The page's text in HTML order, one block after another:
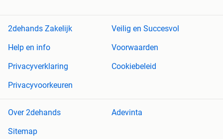
2dehands Zakelijk
Veilig en Succesvol
Help en info
Voorwaarden
Privacyverklaring
Cookiebeleid
Privacyvoorkeuren
Over 2dehands
Adevinta
Sitemap